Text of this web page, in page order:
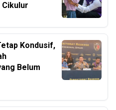
Cikulur
Kondusif,
Belum